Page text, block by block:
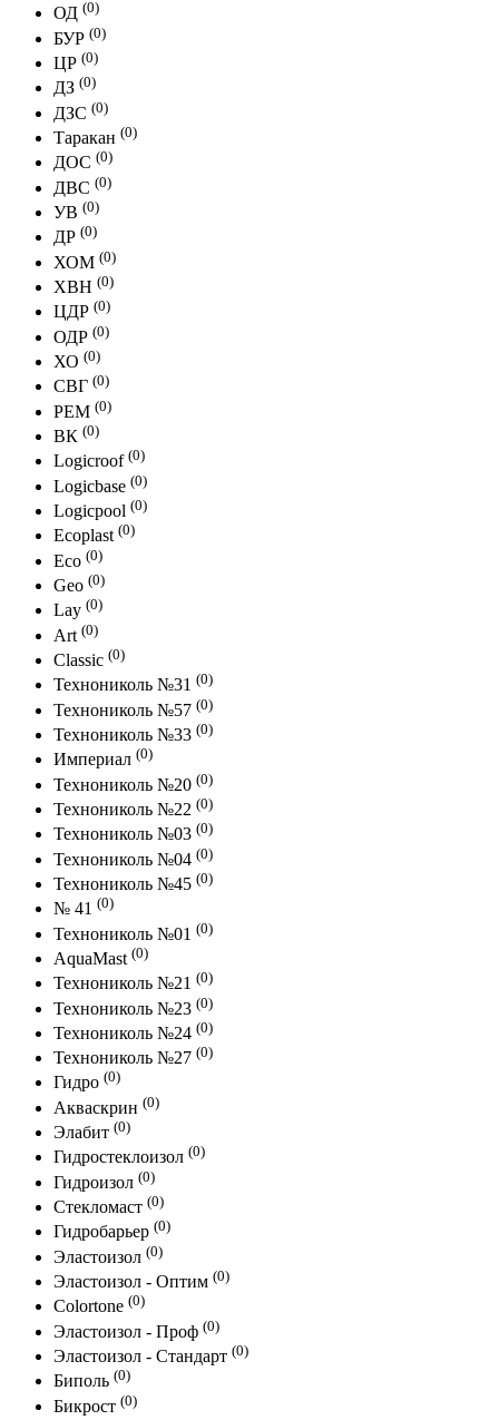
ОД (0)
БУР (0)
ЦР (0)
ДЗ (0)
ДЗС (0)
Таракан (0)
ДОС (0)
ДВС (0)
УВ (0)
ДР (0)
ХОМ (0)
ХВН (0)
ЦДР (0)
ОДР (0)
ХО (0)
СВГ (0)
РЕМ (0)
ВК (0)
Logicroof (0)
Logicbase (0)
Logicpool (0)
Ecoplast (0)
Eco (0)
Geo (0)
Lay (0)
Art (0)
Classic (0)
Технониколь №31 (0)
Технониколь №57 (0)
Технониколь №33 (0)
Империал (0)
Технониколь №20 (0)
Технониколь №22 (0)
Технониколь №03 (0)
Технониколь №04 (0)
Технониколь №45 (0)
№ 41 (0)
Технониколь №01 (0)
AquaMast (0)
Технониколь №21 (0)
Технониколь №23 (0)
Технониколь №24 (0)
Технониколь №27 (0)
Гидро (0)
Акваскрин (0)
Элабит (0)
Гидростеклоизол (0)
Гидроизол (0)
Стекломаст (0)
Гидробарьер (0)
Эластоизол (0)
Эластоизол - Оптим (0)
Colortone (0)
Эластоизол - Проф (0)
Эластоизол - Стандарт (0)
Биполь (0)
Бикрост (0)